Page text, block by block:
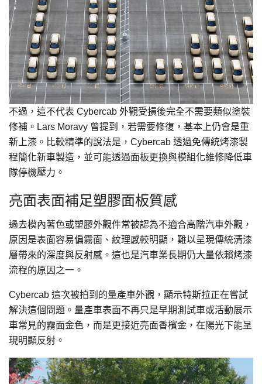
不過，這不代表 Cybercab 外觀受損後完全不需要類似塗裝
修補。Lars Moravy 曾提到，若需要修復，基本上仍會是重
新上漆。比較精準的說法是，Cybercab 透過免傳統烤漆製
程簡化新車製造，並可能透過面板更換與模組化維修降低車
隊停機壓力。
亮面表面補足塑膠面板質感
過去模內著色或塑膠外觀件常被認為不適合高階汽車外觀，
原因是表面容易偏霧面、紋理感較明顯，難以呈現傳統清漆
層帶來的深度與反射感。這也是汽車業長期仍大量依賴烤漆
流程的原因之一。
Cybercab 這次被拍到的量產車外觀，顯示特斯拉正在嘗試
解決這個問題。量產車表面不再只是早期測試車或活動展示
車常見的霧面金色，而是更接近亮面香檳金，在陽光下能呈
現明顯反射。